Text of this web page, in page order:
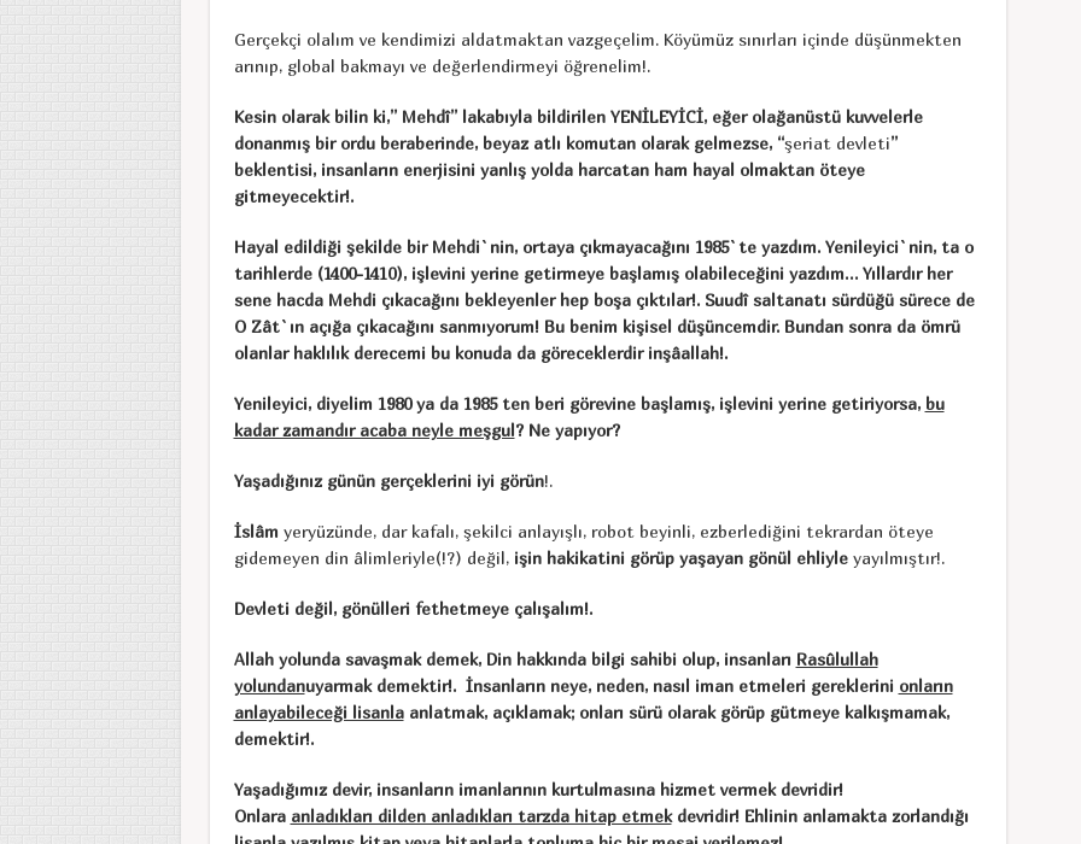
Gerçekçi olalım ve kendimizi aldatmaktan vazgeçelim. Köyümüz sınırları içinde düşünmekten
arınıp, global bakmayı ve değerlendirmeyi öğrenelim!.
Kesin olarak bilin ki,” Mehdî” lakabıyla bildirilen YENİLEYİCİ, eğer olağanüstü kuvvelerle
donanmış bir ordu beraberinde, beyaz atlı komutan olarak gelmezse, “şeriat devleti”
beklentisi, insanların enerjisini yanlış yolda harcatan ham hayal olmaktan öteye
gitmeyecektir!.
Hayal edildiği şekilde bir Mehdi`nin, ortaya çıkmayacağını 1985`te yazdım. Yenileyici`nin, ta o
tarihlerde (1400-1410), işlevini yerine getirmeye başlamış olabileceğini yazdım… Yıllardır her
sene hacda Mehdi çıkacağını bekleyenler hep boşa çıktılar!. Suudî saltanatı sürdüğü sürece de
O Zât`ın açığa çıkacağını sanmıyorum! Bu benim kişisel düşüncemdir. Bundan sonra da ömrü
olanlar haklılık derecemi bu konuda da göreceklerdir inşâallah!.
Yenileyici, diyelim 1980 ya da 1985 ten beri görevine başlamış, işlevini yerine getiriyorsa, bu
kadar zamandır acaba neyle meşgul? Ne yapıyor?
Yaşadığınız günün gerçeklerini iyi görün!.
İslâm yeryüzünde, dar kafalı, şekilci anlayışlı, robot beyinli, ezberlediğini tekrardan öteye
gidemeyen din âlimleriyle(!?) değil, işin hakikatini görüp yaşayan gönül ehliyleyayılmıştır!.
Devleti değil, gönülleri fethetmeye çalışalım!.
Allah yolunda savaşmak demek, Din hakkında bilgi sahibi olup, insanları Rasûlullah
yolundanuyarmak demektir!. İnsanların neye, neden, nasıl iman etmeleri gereklerini onların
anlayabileceği lisanlaanlatmak, açıklamak; onları sürü olarak görüp gütmeye kalkışmamak,
demektir!.
Yaşadığımız devir, insanların imanlarının kurtulmasına hizmet vermek devridir!
Onlara anladıkları dilden anladıkları tarzda hitap etmekdevridir! Ehlinin anlamakta zorlandığı